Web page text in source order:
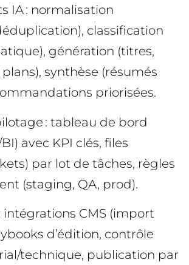
IA : normalisation
classification
génération (titres,
synthèse (résumés
priorisées.
: tableau de bord
avec KPI clés, files
par lot de tâches, règles
(staging, QA, prod).
intégrations CMS (import
d’édition, contrôle
technique, publication par